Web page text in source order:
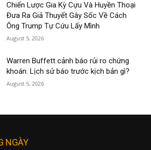
Chiến Lược Gia Kỳ Cựu Và Huyền Thoại
Đưa Ra Giả Thuyết Gây Sốc Về Cách
Ông Trump Tự Cứu Lấy Mình
August 5, 2026
Warren Buffett cảnh báo rủi ro chứng
khoán: Lịch sử báo trước kịch bản gì?
August 5, 2026
NGÀY